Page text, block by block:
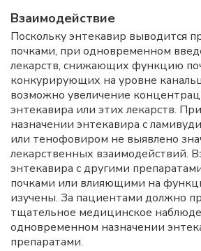
Взаимодействие
Поскольку энтекавир выводится
почками, при одновременном
лекарств, снижающих функцию
конкурирующих на уровне
возможно увеличение
энтекавира или этих лекарств.
назначении энтекавира с
или тенофовиром не выявлено
лекарственных взаимодействий.
энтекавира с другими
почками или влияющими на
изучены. За пациентами должно
тщательное медицинское
одновременном назначении
препаратами.